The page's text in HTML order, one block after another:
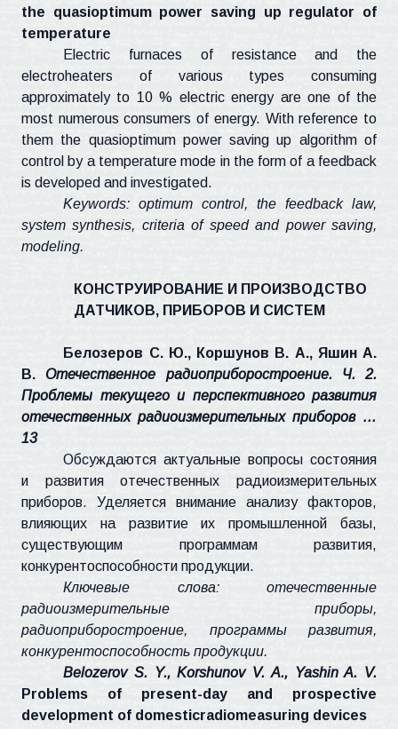
the quasioptimumpower saving up regulator of
temperature
Electric furnaces of resistance and the
electroheaters of various types consuming
approximately to 10 % electric energy are one of the
most numerous consumers of energy. With reference to
them the quasioptimumpower saving up algorithm of
control by a temperature mode in the form of a feedback
is developed and investigated.
Keywords: optimum control, the feedback law,
system synthesis, criteria of speed and power saving,
modeling.
КОНСТРУИРОВАНИЕ И ПРОИЗВОДСТВО
ДАТЧИКОВ, ПРИБОРОВ И СИСТЕМ
Белозеров С. Ю., Коршунов В. А., Яшин А.
В. Отечественное радиоприборостроение. Ч. 2.
Проблемы текущего и перспективного развития
отечественных радиоизмерительных приборов …
13
Обсуждаются актуальные вопросы состояния
и развития отечественных радиоизмерительных
приборов. Уделяется внимание анализу факторов,
влияющих на развитие их промышленной базы,
существующим программам развития,
конкурентоспособности продукции.
Ключевые слова: отечественные
радиоизмерительные приборы,
радиоприборостроение, программы развития,
конкурентоспособность продукции.
BelozerovS. Y.,KorshunovV. A., YashinA. V.
Problems of present-day and prospective
development of domesticradiomeasuring devices